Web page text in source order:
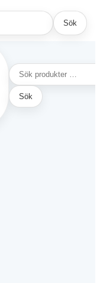
Sök
Sök
efter:
Sök